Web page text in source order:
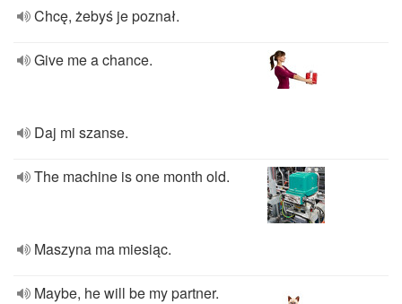
Chcę, żebyś je poznał.
Give me a chance.
Daj mi szanse.
The machine is one month old.
Maszyna ma miesiąc.
Maybe, he will be my partner.